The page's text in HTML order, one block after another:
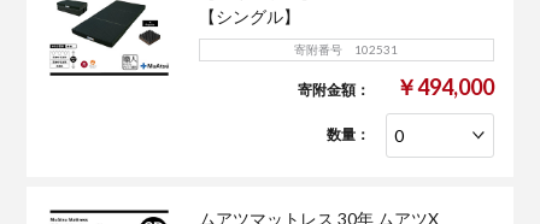
【シングル】
寄附番号 102531
寄附金額： ￥494,000
数量：
ムアツマットレス 30年 ムアツX